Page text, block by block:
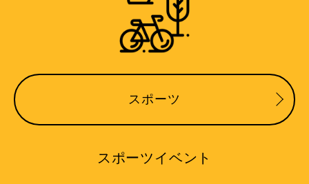
スポーツ
スポーツイベント